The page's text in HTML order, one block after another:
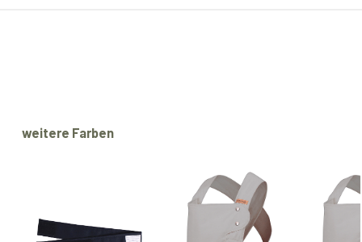
Produktgalerie überspringen
weitere Farben